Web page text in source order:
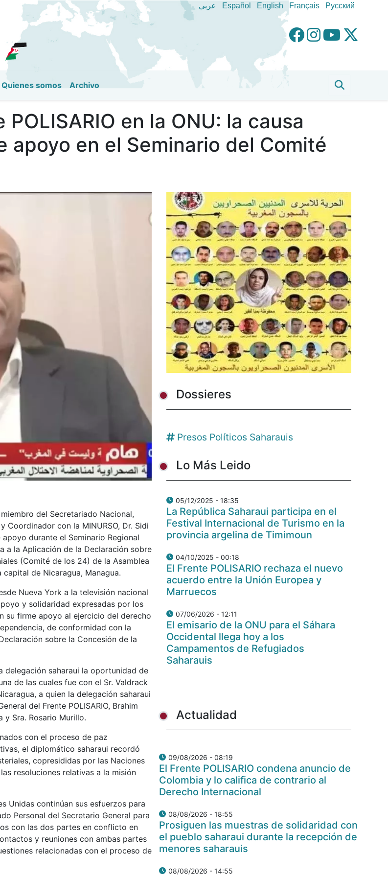
Pasar
al
contenido
عربي Español English Français Pусский
Quienes somos Archivo
en la ONU: la causa
apoyo en el Seminario del Comité
miembro del Secretariado Nacional,
Coordinador con la MINURSO, Dr. Sidi
durante el Seminario Regional
a la Aplicación de la Declaración sobre
(Comité de los 24) de la Asamblea
de Nicaragua, Managua.
Nueva York a la televisión nacional
y solidaridad expresadas por los
su firme apoyo al ejercicio del derecho
de conformidad con la
sobre la Concesión de la
delegación saharaui la oportunidad de
de las cuales fue con el Sr. Valdrack
a quien la delegación saharaui
del Frente POLISARIO, Brahim
y Sra. Rosario Murillo.
con el proceso de paz
el diplomático saharaui recordó
copresididas por las Naciones
resoluciones relativas a la misión
Unidas continúan sus esfuerzos para
Personal del Secretario General para
con las dos partes en conflicto en
y reuniones con ambas partes
relacionadas con el proceso de
Dossieres
Presos Políticos Saharauis
Lo Más Leido
05/12/2025 - 18:35
La República Saharaui participa en el
Festival Internacional de Turismo en la
provincia argelina de Timimoun
04/10/2025 - 00:18
El Frente POLISARIO rechaza el nuevo
acuerdo entre la Unión Europea y
Marruecos
07/06/2026 - 12:11
El emisario de la ONU para el Sáhara
Occidental llega hoy a los
Campamentos de Refugiados
Saharauis
Actualidad
09/08/2026 - 08:19
El Frente POLISARIO condena anuncio de
Colombia y lo califica de contrario al
Derecho Internacional
08/08/2026 - 18:55
Prosiguen las muestras de solidaridad con
el pueblo saharaui durante la recepción de
menores saharauis
08/08/2026 - 14:55